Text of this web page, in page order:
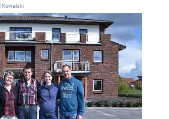
| Kowalski